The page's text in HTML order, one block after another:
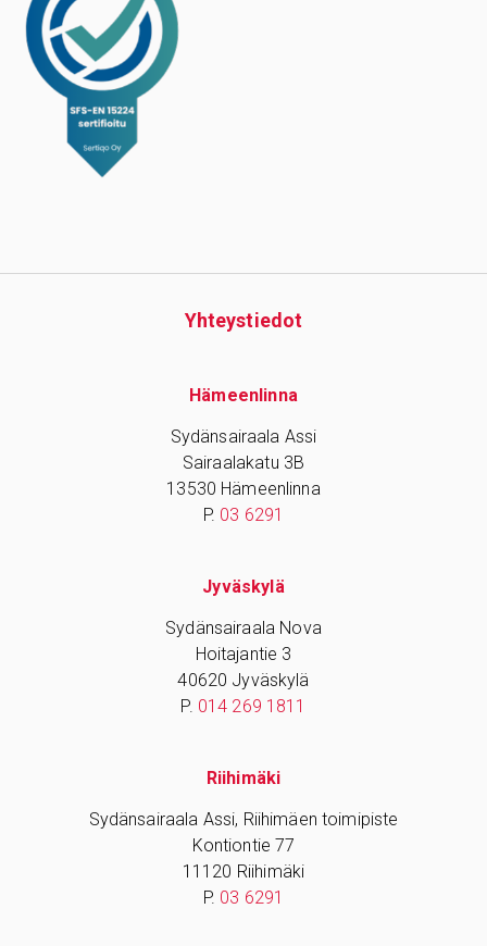
Yhteys­tiedot
Hämeenlinna
Sydänsairaala Assi
Sairaalakatu 3B
13530 Hämeenlinna
P. 03 6291
Jyväskylä
Sydänsairaala Nova
Hoitajantie 3
40620 Jyväskylä
P. 014 269 1811
Riihimäki
Sydänsairaala Assi, Riihimäen toimipiste
Kontiontie 77
11120 Riihimäki
P. 03 6291